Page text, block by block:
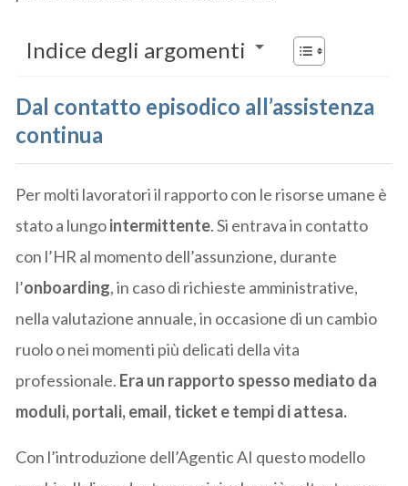
Indice degli argomenti
Dal contatto episodico all’assistenza
continua
Per molti lavoratori il rapporto con le risorse umane è
stato a lungointermittente. Si entrava in contatto
con l’HR al momento dell’assunzione, durante
l’onboarding, in caso di richieste amministrative,
nella valutazione annuale, in occasione di un cambio
ruolo o nei momenti più delicati della vita
professionale. Era un rapporto spesso mediato da
moduli, portali, email, ticket e tempi di attesa.
Con l’introduzione dell’Agentic AI questo modello